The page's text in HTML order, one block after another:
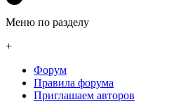
Меню по разделу
+
Форум
Правила форума
Приглашаем авторов